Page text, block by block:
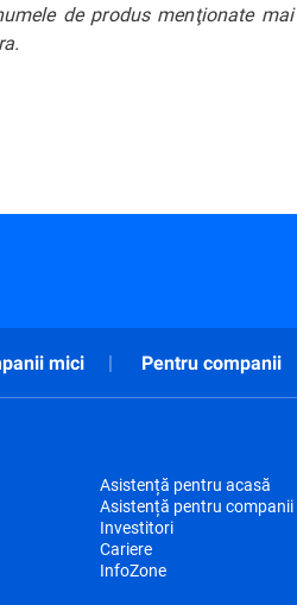
de produs menţionate
mici Pentru companii
Asistență pentru acasă
Asistență pentru companii
Investitori
Cariere
InfoZone